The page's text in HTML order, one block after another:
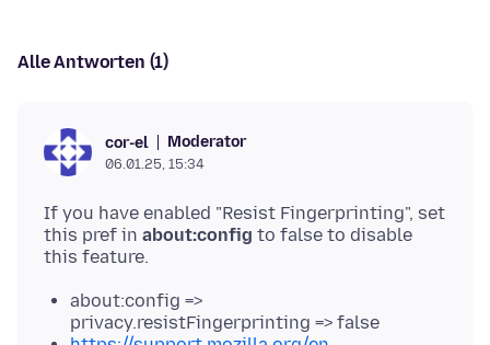
Alle Antworten (1)
cor-el Moderator
06.01.25, 15:34
If you have enabled "Resist Fingerprinting", set
this pref in about:config to false to disable
about:config =>
privacy.resistFingerprinting => false